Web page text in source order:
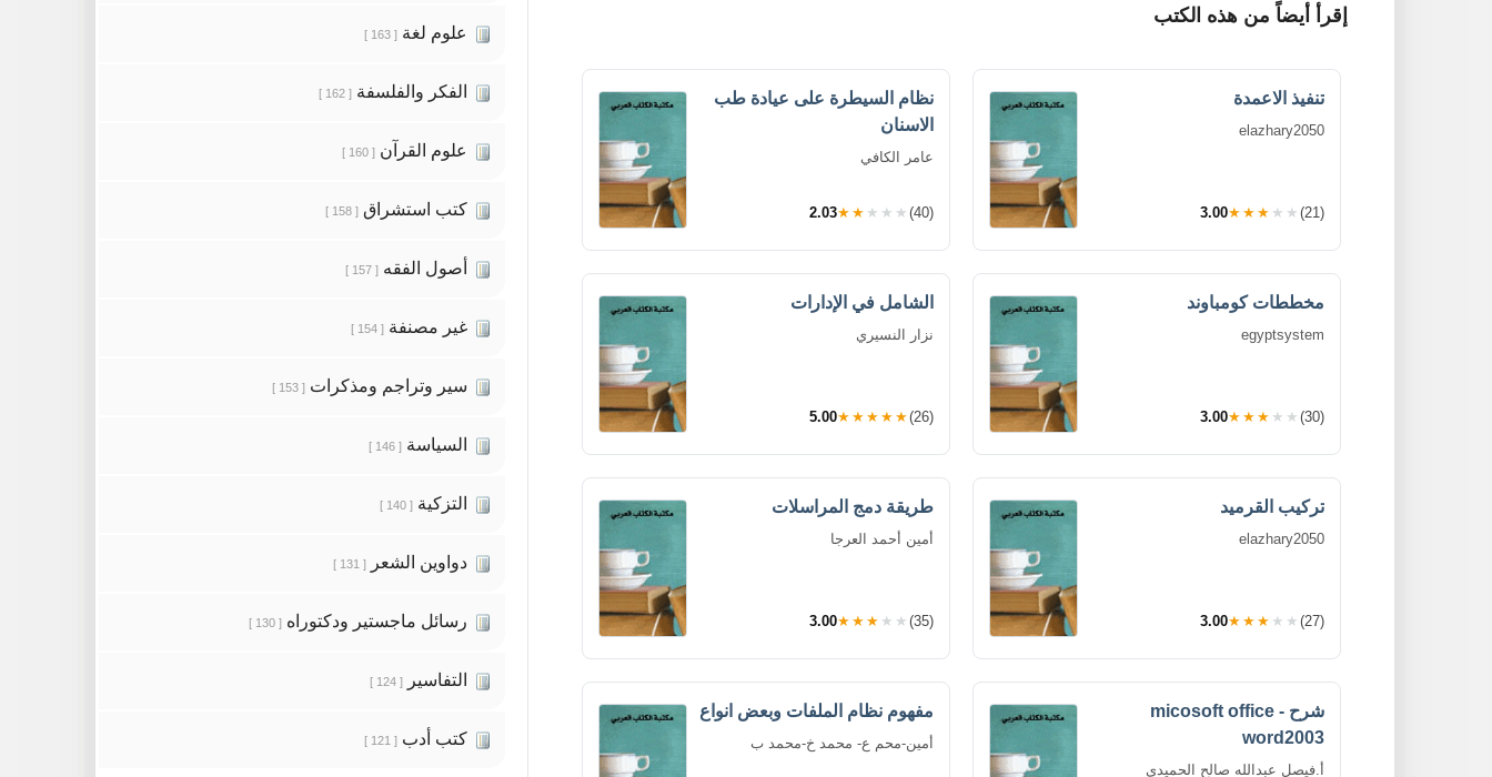
إقرأ أيضاً من هذه الكتب
تنفيذ الاعمدة
elazhary2050
3.00★★★★★ (21)
نظام السيطرة على عيادة طب
الاسنان
عامر الكافي
2.03★★★★★ (40)
مخططات كومباوند
egyptsystem
3.00★★★★★ (30)
الشامل في الإدارات
نزار النسيري
5.00★★★★★(26)
تركيب القرميد
elazhary2050
3.00★★★★★ (27)
طريقة دمج المراسلات
أمين أحمد العرجا
3.00★★★★★ (35)
شرح micosoft office -
word2003
أ.فيصل عبدالله صالح الحميدي
مفهوم نظام الملفات وبعض انواع
أمين-محم ع- محمد خ-محمد ب
علوم لغة [ 163 ]
الفكر والفلسفة [ 162 ]
علوم القرآن [ 160 ]
كتب استشراق [ 158 ]
أصول الفقه [ 157 ]
غير مصنفة [ 154 ]
سير وتراجم ومذكرات [ 153 ]
السياسة [ 146 ]
التزكية [ 140 ]
دواوين الشعر [ 131 ]
رسائل ماجستير ودكتوراه [ 130 ]
التفاسير [ 124 ]
كتب أدب [ 121 ]